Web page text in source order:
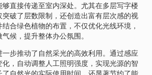
直接传递至室内深处。尤其在多层写字楼
破了层数限制，还创造出富有层次感的视
合绿色植物的布置，不仅优化光线环境，
候，提升整体办公氛围。
步推动了自然采光的高效利用。通过感应
，自动调整人工照明强度，实现光源的智